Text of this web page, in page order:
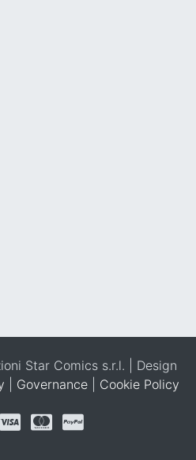
Star Comics s.r.l. | Design
Governance Cookie Policy